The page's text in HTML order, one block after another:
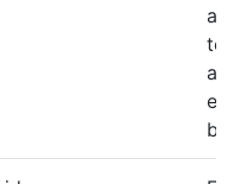
af
to
er